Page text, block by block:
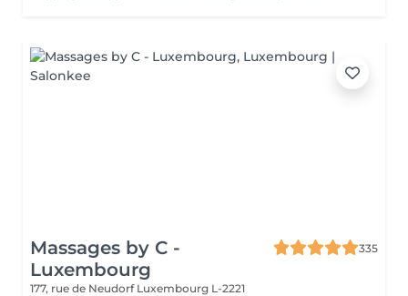
Massages by C -
Luxembourg
335
177, rue de Neudorf Luxembourg L-2221